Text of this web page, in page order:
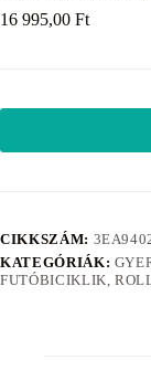
16 995,00 Ft
CIKKSZÁM:
KATEGÓRIÁK:
FUTÓBICIKLIK,